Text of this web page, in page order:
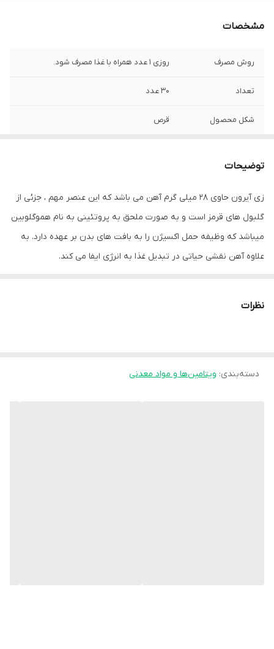
مشخصات
روش مصرف روزی 1 عدد همراه با غذا مصرف شود.
تعداد 30 عدد
شکل محصول قرص
توضیحات
زی آیرون حاوی 28 میلی گرم آهن می باشد که این عنصر مهم ، جزئی از
گلبول های قرمز است و به صورت ملحق به پروتئینی به نام هموگلوبین
میباشد که وظیفه حمل اکسیژن را به بافت های بدن بر عهده دارد. به
علاوه آهن نقشی حیاتی در تبدیل غذا به انرژی ایفا می کند.
نظرات
دسته‌بندی: ویتامین‌ها و مواد معدنی